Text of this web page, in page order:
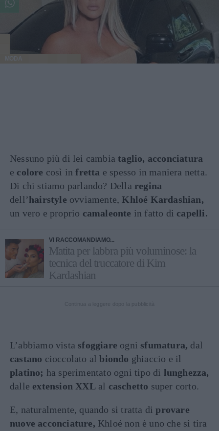
MODA
Nessuno più di lei cambiataglio, acconciatura
e colore così infretta e spesso in maniera netta.
Di chi stiamo parlando? Della regina
dell’hairstyle ovviamente,Khloé Kardashian,
un vero e proprio camaleonte in fatto di capelli.
VI RACCOMANDIAMO...
Matita per labbra più voluminose: la
tecnica del truccatore di Kim
Kardashian
L’abbiamo vista sfoggiare ogni sfumatura, dal
castano cioccolato albiondo ghiaccio e il
platino; ha sperimentato ogni tipo di lunghezza,
dalle extension XXLal caschetto super corto.
E, naturalmente, quando si tratta diprovare
nuove acconciature, Khloé non è uno che si tira